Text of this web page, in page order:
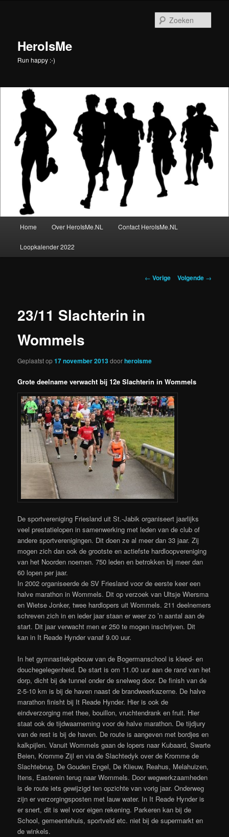
inhoudHeroIsMe
Run happy :-)
Home Over HeroIsMe.NL Contact HeroIsMe.NL
Loopkalender 2022
Berichtnavigatie
← Vorige Volgende →
23/11 Slachterin in
Wommels
Geplaatst op17 november 2013doorheroisme
Grote deelname verwacht bij 12e Slachterin in Wommels
De sportvereniging Friesland uit St.-Jabik organiseert jaarlijks
veel prestatielopen in samenwerking met leden van de club of
andere sportverenigingen. Dit doen ze al meer dan 33 jaar. Zij
mogen zich dan ook de grootste en actiefste hardloopvereniging
van het Noorden noemen. 750 leden en betrokken bij meer dan
60 lopen per jaar.
In 2002 organiseerde de SV Friesland voor de eerste keer een
halve marathon in Wommels. Dit op verzoek van Ultsje Wiersma
en Wietse Jonker, twee hardlopers uit Wommels. 211 deelnemers
schreven zich in en ieder jaar staan er weer zo ’n aantal aan de
start. Dit jaar verwacht men er 250 te mogen inschrijven. Dit
kan in It Reade Hynder vanaf 9.00 uur.
In het gymnastiekgebouw van de Bogermanschool is kleed- en
douchegelegenheid. De start is om 11.00 uur aan de rand van het
dorp, dicht bij de tunnel onder de snelweg door. De finish van de
2-5-10 km is bij de haven naast de brandweerkazerne. De halve
marathon finisht bij It Reade Hynder. Hier is ook de
eindverzorging met thee, bouillon, vruchtendrank en fruit. Hier
staat ook de tijdwaarneming voor de halve marathon. De tijdjury
van de rest is bij de haven. De route is aangeven met bordjes en
kalkpijlen. Vanuit Wommels gaan de lopers naar Kubaard, Swarte
Beien, Kromme Zijl en via de Slachtedyk over de Kromme de
Slachtebrug, De Gouden Engel, De Klieuw, Reahus, Melahuizen,
Itens, Easterein terug naar Wommels. Door wegwerkzaamheden
is de route iets gewijzigd ten opzichte van vorig jaar. Onderweg
zijn er verzorgingsposten met lauw water. In It Reade Hynder is
er snert, dit is wel voor eigen rekening. Parkeren kan bij de
School, gemeentehuis, sportveld etc. niet bij de supermarkt en
de winkels.